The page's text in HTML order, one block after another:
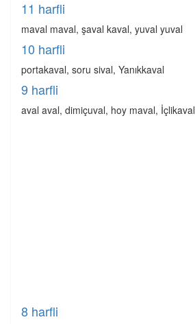
11 harfli
maval maval, şaval kaval, yuval yuval
10 harfli
portakaval, soru sival, Yanıkkaval
9 harfli
aval aval, dimiçuval, hoy maval, İçlikaval
8 harfli